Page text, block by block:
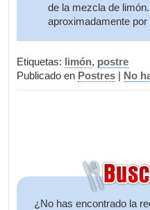
de la mezcla de
aproximadamente
Etiquetas: limón, postre
Publicado en Postres | No
¿No has encontrado la